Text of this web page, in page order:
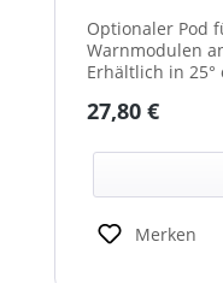
Optionaler Pod
Warnmodulen
Erhältlich in
Regulärer
27,80 €
Merken